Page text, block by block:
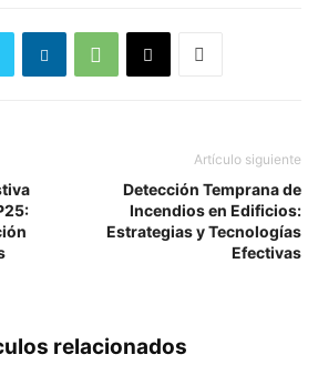
Artículo siguiente
Detección Temprana de
Incendios en Edificios:
Estrategias y Tecnologías
Efectivas
relacionados